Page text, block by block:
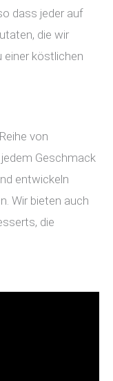
dass jeder auf
die wir
einer köstlichen
von
Geschmack
entwickeln
Wir bieten auch
die